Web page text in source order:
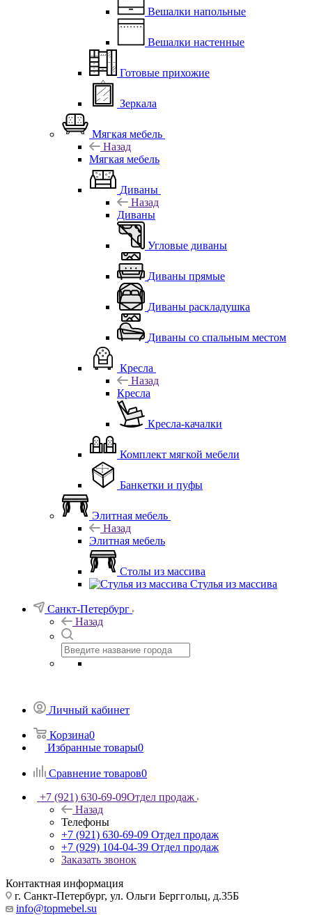
Вешалки напольные
Вешалки настенные
Готовые прихожие
Зеркала
Мягкая мебель
Назад
Мягкая мебель
Диваны
Назад
Диваны
Угловые диваны
Диваны прямые
Диваны раскладушка
Диваны со спальным местом
Кресла
Назад
Кресла
Кресла-качалки
Комплект мягкой мебели
Банкетки и пуфы
Элитная мебель
Назад
Элитная мебель
Столы из массива
Стулья из массива
Санкт-Петербург
Назад
Личный кабинет
Корзина0
Избранные товары0
Сравнение товаров0
+7 (921) 630-69-09Отдел продаж
Назад
Телефоны
+7 (921) 630-69-09 Отдел продаж
+7 (929) 104-04-39 Отдел продаж
Заказать звонок
Контактная информация
г. Санкт-Петербург, ул. Ольги Берггольц, д.35Б
info@topmebel.su